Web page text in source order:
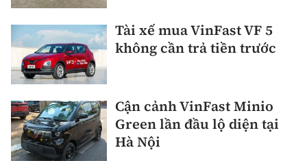
Tài xế mua VinFast VF 5
không cần trả tiền trước
Cận cảnh VinFast Minio
Green lần đầu lộ diện tại
Hà Nội